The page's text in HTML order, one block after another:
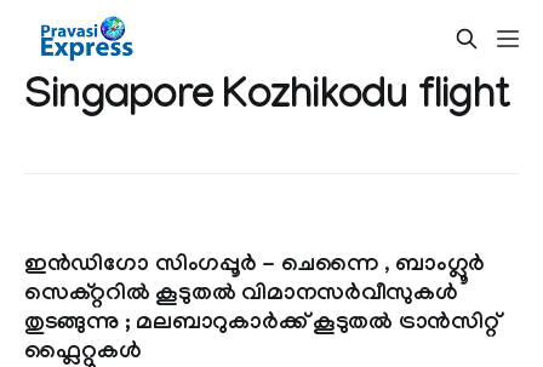
Singapore Kozhikodu flight
ഇന്‍ഡിഗോ സിംഗപ്പൂര്‍ - ചെന്നൈ , ബാംഗ്ലൂര്‍
സെക്റ്ററില്‍ കൂടുതല്‍ വിമാനസര്‍വീസുകള്‍
തുടങ്ങുന്നു ; മലബാറുകാര്‍ക്ക് കൂടുതല്‍ ട്രാന്‍സിറ്റ്
ഫ്ലൈറ്റുകള്‍